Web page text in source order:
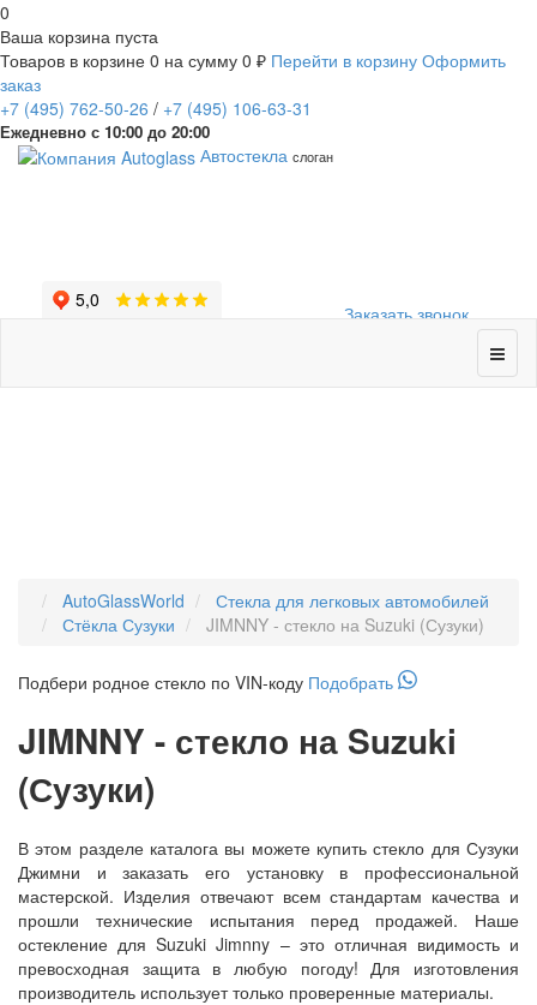
0
Ваша корзина пуста
Товаров в корзине 0 на сумму 0 ₽ Перейти в корзину Оформить
заказ
+7 (495) 762-50-26 / +7 (495) 106-63-31
Ежедневно с 10:00 до 20:00
Заказать звонок
Автостекла слоган
AutoGlassWorld
Стекла для легковых автомобилей
Стёкла Сузуки
JIMNNY - стекло на Suzuki (Сузуки)
Подбери родное стекло по VIN-коду Подобрать
JIMNNY - стекло на Suzuki
(Сузуки)
В этом разделе каталога вы можете купить стекло для Сузуки
Джимни и заказать его установку в профессиональной
мастерской. Изделия отвечают всем стандартам качества и
прошли технические испытания перед продажей. Наше
остекление для Suzuki Jimnny – это отличная видимость и
превосходная защита в любую погоду! Для изготовления
производитель использует только проверенные материалы.